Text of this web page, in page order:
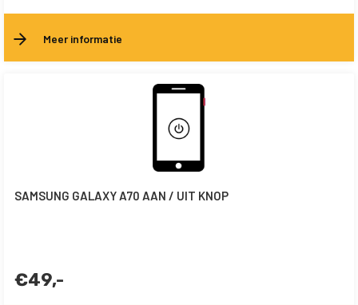
Meer informatie
SAMSUNG GALAXY A70 AAN / UIT KNOP
€49,-